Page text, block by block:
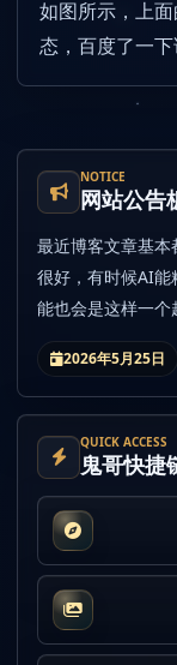
NOTICE
网站公告
最近博客文章基
很好，有时候AI
能也会是这样一个
2026年5月25日
QUICK ACCESS
鬼哥快捷
如图所示，上
态，百度了一
经全部清理掉